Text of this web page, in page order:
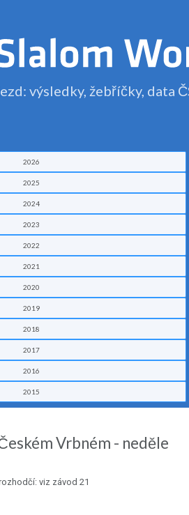
výsledky, žebříčky, data
2026
2025
2024
2023
2022
2021
2020
2019
2018
2017
2016
2015
Vrbném - neděle
viz závod 21